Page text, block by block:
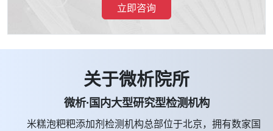
立即咨询
关于微析院所
微析·国内大型研究型检测机构
米糕泡粑粑添加剂检测机构总部位于北京，拥有数家国